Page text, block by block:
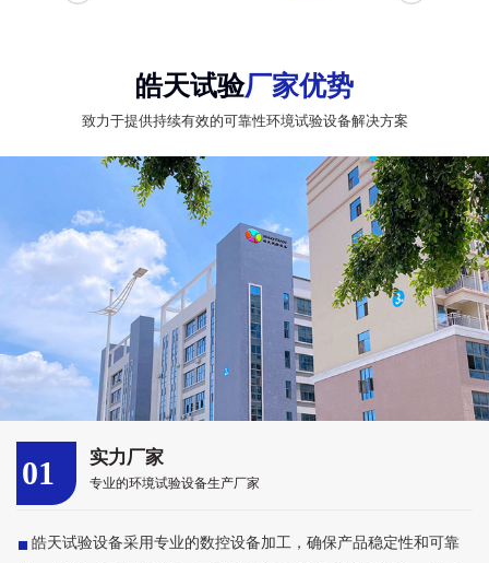
皓天试验厂家优势
致力于提供持续有效的可靠性环境试验设备解决方案
01 实力厂家
专业的环境试验设备生产厂家
皓天试验设备采用专业的数控设备加工，确保产品稳定性和可靠